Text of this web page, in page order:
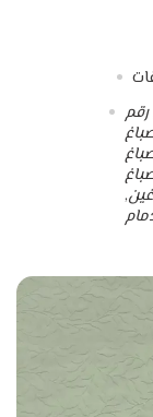
رقم
,